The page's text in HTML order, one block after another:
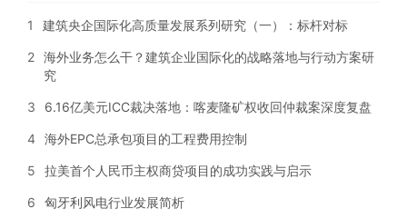
1 建筑央企国际化高质量发展系列研究（一）：标杆对标
2 海外业务怎么干？建筑企业国际化的战略落地与行动方案研
究
3 6.16亿美元ICC裁决落地：喀麦隆矿权收回仲裁案深度复盘
4 海外EPC总承包项目的工程费用控制
5 拉美首个人民币主权商贷项目的成功实践与启示
6 匈牙利风电行业发展简析